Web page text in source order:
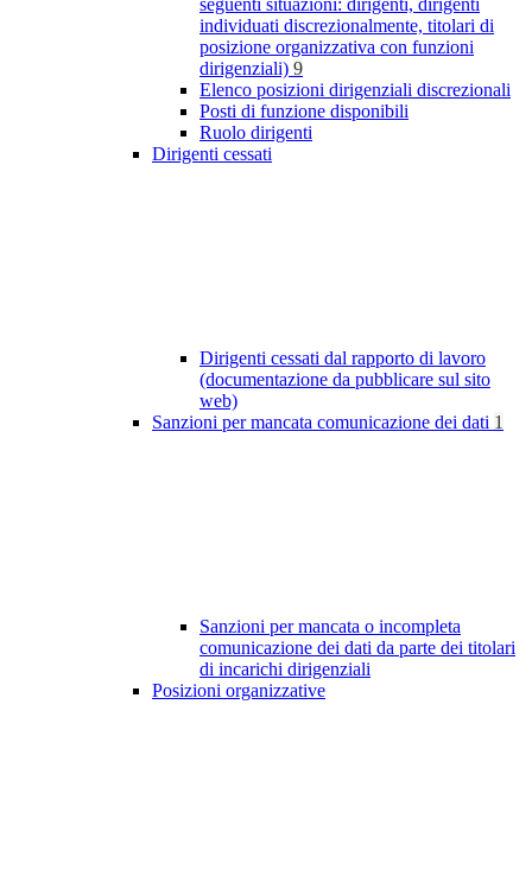
seguenti situazioni: dirigenti, dirigenti
individuati discrezionalmente, titolari di
posizione organizzativa con funzioni
dirigenziali) 9
Elenco posizioni dirigenziali discrezionali
Posti di funzione disponibili
Ruolo dirigenti
Dirigenti cessati
Dirigenti cessati dal rapporto di lavoro
(documentazione da pubblicare sul sito
web)
Sanzioni per mancata comunicazione dei dati 1
Sanzioni per mancata o incompleta
comunicazione dei dati da parte dei titolari
di incarichi dirigenziali
Posizioni organizzative